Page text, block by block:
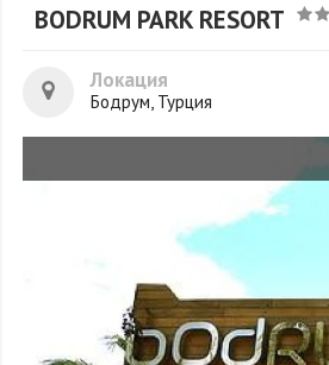
BODRUM PARK RESORT
Локация
Бодрум, Турция